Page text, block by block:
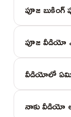
పూజ బుకింగ్
పూజ వీడియో
వీడియోలో ఏమి
నాకు వీడియో